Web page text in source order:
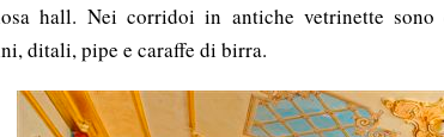
hall. Nei corridoi in antiche vetrinette
ditali, pipe e caraffe di birra.